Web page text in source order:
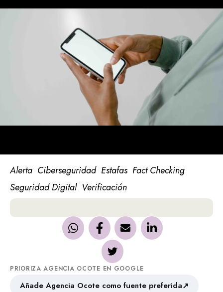
Alerta Ciberseguridad Estafas Fact Checking
Seguridad Digital Verificación
PRIORIZA AGENCIA OCOTE EN GOOGLE
Añade Agencia Ocote como fuente preferida↗